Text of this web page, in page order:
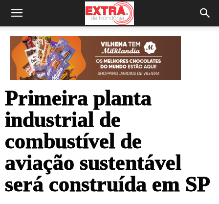
Primeira planta
industrial de
combustível de
aviação sustentável
será construída em SP